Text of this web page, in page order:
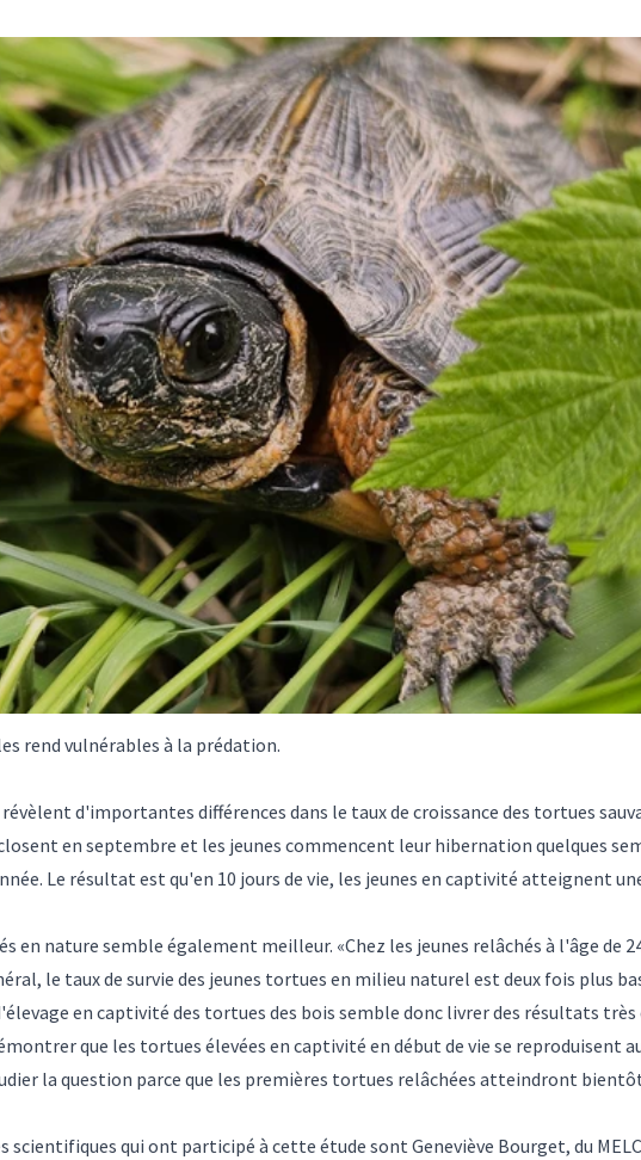
rend vulnérables à la prédation.
d'importantes différences dans le taux de croissance des tortues
en septembre et les jeunes commencent leur hibernation quelques
Le résultat est qu'en 10 jours de vie, les jeunes en captivité atteignent
en nature semble également meilleur. «Chez les jeunes relâchés à l'âge de
le taux de survie des jeunes tortues en milieu naturel est deux fois plus
en captivité des tortues des bois semble donc livrer des résultats très
que les tortues élevées en captivité en début de vie se reproduisent
la question parce que les premières tortues relâchées atteindront
scientifiques qui ont participé à cette étude sont Geneviève Bourget, du